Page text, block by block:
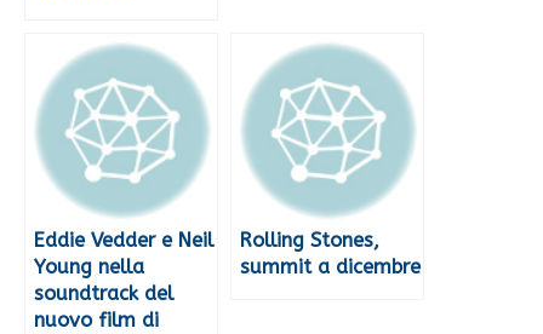
Eddie Vedder e Neil
Young nella
soundtrack del
nuovo film di
Rolling Stones,
summit a dicembre